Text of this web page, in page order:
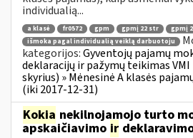
individualią...
a klasė fr0572 gpm gpmį 22 str
gpmį
išmoka pagal individualią veiklą darbuotoju
kategorijos:Gyventojų pajamų
deklaracijų ir pažymų teikimas
skyrius) » Mėnesinė A klasės
(iki 2017-12-31)
Kokia nekilnojamojo turto
apskaičiavimo ir